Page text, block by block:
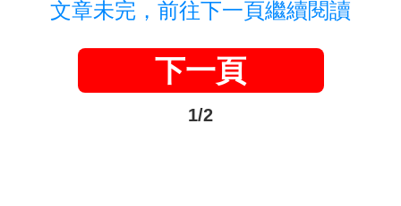
文章未完，前往下一頁繼續閱讀
下一頁
1/2